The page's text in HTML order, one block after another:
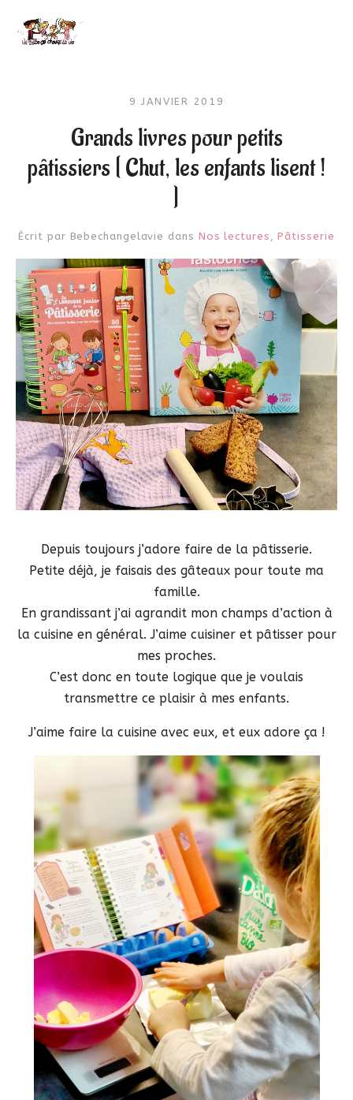
9 JANVIER 2019
Grands livres pour petits
pâtissiers [ Chut, les enfants lisent !
]
Écrit par Bebechangelavie dans Nos lectures ,Pâtisserie
Depuis toujours j’adore faire de la pâtisserie.
Petite déjà, je faisais des gâteaux pour toute ma
famille.
En grandissant j’ai agrandit mon champs d’action à
la cuisine en général. J’aime cuisiner et pâtisser pour
mes proches.
C’est donc en toute logique que je voulais
transmettre ce plaisir à mes enfants.
J’aime faire la cuisine avec eux, et eux adore ça !